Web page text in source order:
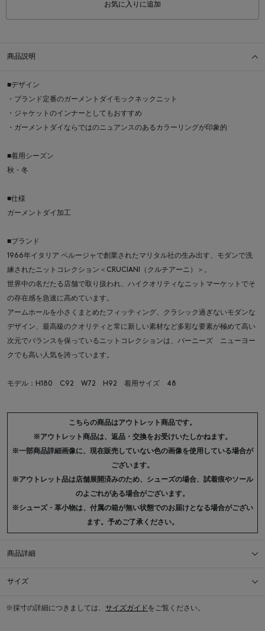
お気に入りに追加
商品説明
■デザイン
・ブランド定番のガーメントダイモックネックニット
・ジャケットのインナーとしてもおすすめ
・ガーメントダイならではのニュアンスのあるカラーリングが印象的
■着用シーズン
秋・冬
■仕様
ガーメントダイ加工
■ブランド
1966年イタリア ペルージャで創業されたマリタル社の生み出す、モダンで洗
練されたニットコレクション＜CRUCIANI（クルチアーニ）＞。
世界中の名だたる店舗で取り扱われ、ハイクオリティなニットマーケットでそ
の存在感を急速に高めています。
アームホールを小さくまとめたフィッティング、クラシック過ぎないモダンな
デザイン、最高級のクオリティと常に新しい素材など多彩な要素が極めて高い
次元でバランスを保っているニットコレクションは、バーニーズ ニューヨー
クでも高い人気を誇っています。
モデル：H180 C92 W72 H92 着用サイズ 48
こちらの商品はアウトレット商品です。
※アウトレット商品は、返品・交換をお受けいたしかねます。
※一部商品詳細画像に、現在販売していない色の画像を使用している場合が
ございます。
※アウトレット品は店舗展開済みのため、シューズの場合、試着痕やソール
のよごれがある場合がございます。
※シューズ・革小物は、付属の箱が無い状態でのお届けとなる場合がござい
ます。予めご了承ください。
商品詳細
サイズ
※採寸の詳細につきましては、 サイズガイドをご覧ください。